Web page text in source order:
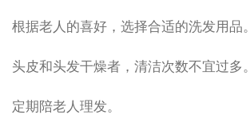
根据老人的喜好，选择合适的洗发用品。
头皮和头发干燥者，清洁次数不宜过多。
定期陪老人理发。